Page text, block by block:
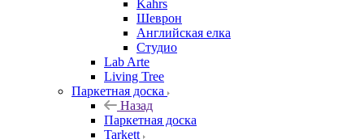
Kahrs
Шеврон
Английская елка
Студио
Lab Arte
Living Tree
Паркетная доска
Назад
Паркетная доска
Tarkett